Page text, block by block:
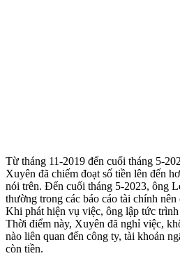
Từ tháng 11-2019 đến cuối tháng 5-
Xuyên đã chiếm đoạt số tiền lên đến
nói trên. Đến cuối tháng 5-2023, ông
thường trong các báo cáo tài chính
Khi phát hiện vụ việc, ông lập tức
Thời điểm này, Xuyên đã nghỉ việc,
nào liên quan đến công ty, tài khoản
còn tiền.